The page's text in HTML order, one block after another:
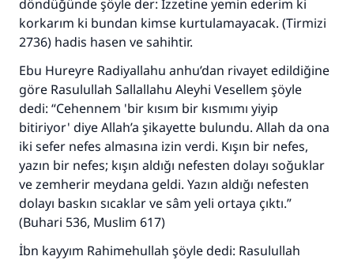
döndüğünde şöyle der: İzzetine yemin ederim ki
korkarım ki bundan kimse kurtulamayacak. (Tirmizi
2736) hadis hasen ve sahihtir.
Ebu Hureyre Radiyallahu anhu’dan rivayet edildiğine
göre Rasulullah Sallallahu Aleyhi Vesellem şöyle
dedi: “Cehennem 'bir kısım bir kısmımı yiyip
bitiriyor' diye Allah’a şikayette bulundu. Allah da ona
iki sefer nefes almasına izin verdi. Kışın bir nefes,
yazın bir nefes; kışın aldığı nefesten dolayı soğuklar
ve zemherir meydana geldi. Yazın aldığı nefesten
dolayı baskın sıcaklar ve sâm yeli ortaya çıktı.”
(Buhari 536, Muslim 617)
İbn kayyım Rahimehullah şöyle dedi: Rasulullah
110845 Nolu Cevap, bir evliliği
kurtardı.
Ümmete cevapları ulaştırmak için bizi destekle
Rasulullah ﷺ şöyle dedi:
Her kim bir hayra yol gösterirse , hayrı yapan
kişinin sevabı kadar ona sevap yazılır.
(MUSLIM 1893)